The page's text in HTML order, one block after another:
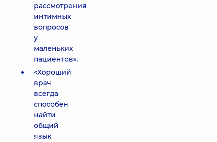
рассмотрения
интимных
вопросов
у
маленьких
пациентов».
«Хороший
врач
всегда
способен
найти
общий
язык